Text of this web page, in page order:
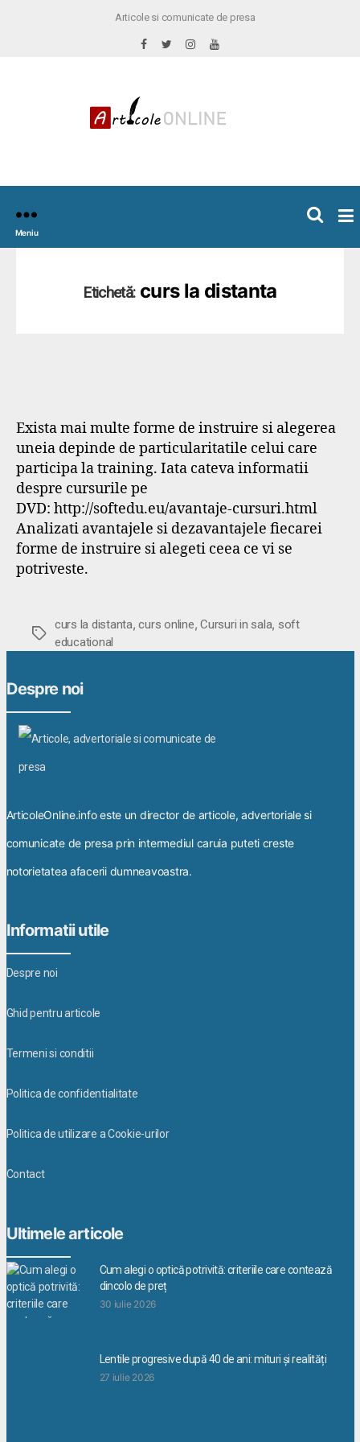
Articole si comunicate de presa
Meniu
Etichetă: curs la distanta
Exista mai multe forme de instruire si alegerea
uneia depinde de particularitatile celui care
participa la training. Iata cateva informatii
despre cursurile pe
DVD: http://softedu.eu/avantaje-cursuri.html
Analizati avantajele si dezavantajele fiecarei
forme de instruire si alegeti ceea ce vi se
potriveste.
Etichete
curs la distanta,curs online,Cursuri in sala, soft
educational
Despre noi
ArticoleOnline.info este un director de articole, advertoriale si
comunicate de presa prin intermediul caruia puteti creste
notorietatea afacerii dumneavoastra.
Informatii utile
Despre noi
Ghid pentru articole
Termeni si conditii
Politica de confidentialitate
Politica de utilizare a Cookie-urilor
Contact
Ultimele articole
Cum alegi o optică potrivită: criteriile care contează
dincolo de preț
30 iulie 2026
Lentile progresive după 40 de ani: mituri și realități
27 iulie 2026